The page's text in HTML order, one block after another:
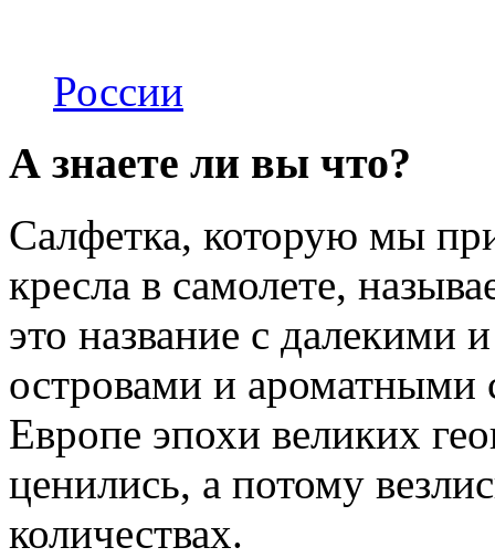
России
А знаете ли вы что?
Салфетка, которую мы
кресла в самолете,
это название с далекими
островами и
Европе эпохи великих
ценились, а потому
количествах.